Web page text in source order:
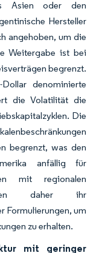
Asien oder den
Hersteller
angehoben, um die
Weitergabe ist bei
begrenzt.
denominierte
die Volatilität die
Die
begrenzt, was den
anfällig für
mit regionalen
daher ihr
Formulierungen, um
zu erhalten.
mit geringer